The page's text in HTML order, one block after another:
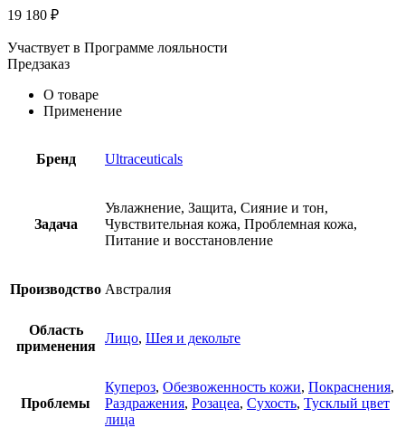
19 180 ₽
Участвует в Программе лояльности
Предзаказ
О товаре
Применение
Бренд Ultraceuticals
Задача
Увлажнение, Защита, Сияние и тон,
Чувствительная кожа, Проблемная кожа,
Питание и восстановление
Производство Австралия
Область
применения
Лицо, Шея и декольте
Проблемы
Купероз, Обезвоженность кожи, Покраснения,
Раздражения, Розацеа, Сухость, Тусклый цвет
лица